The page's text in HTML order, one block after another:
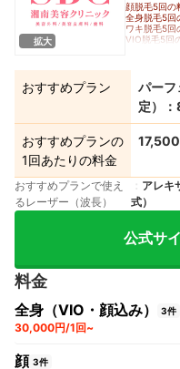
拡大
顔脱毛5回の
全身脱毛5回
ワキ脱毛5回
VIO脱毛5回
おすすめプラン
パーフ
定）
おすすめプランの
1回あたりの料金
おすすめプランで使え
るレーザー（波長）
アレキ
式）
公式サ
料金
全身（VIO・顔込み） 3件
30,000円/1回~
顔 3件